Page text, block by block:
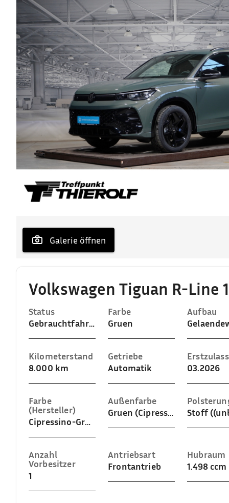
Galerie öffnen
Volkswagen Tiguan R-Line
Status
Gebrauchtfahrzeug
Farbe
Gruen
Aufbau
Kilometerstand
8.000 km
Getriebe
Automatik
03.2026
Farbe
(Hersteller)
Cipressino-Grün Metallic
Außenfarbe
Gruen (Cipressino-Grün Metallic)
Anzahl
Vorbesitzer
1
Antriebsart
Frontantrieb
Hubraum
1.498 ccm